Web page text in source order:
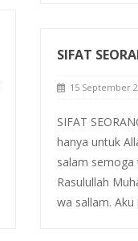
SIFAT
15 September
SIFAT
hanya untuk
salam semoga
Rasulullah
wa sallam. Aku